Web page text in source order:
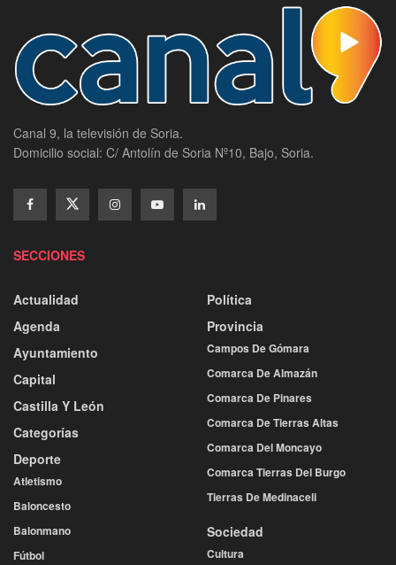
Canal 9, la televisión de Soria.
Domicilio social: C/ Antolín de Soria Nº10, Bajo, Soria.
SECCIONES
Actualidad
Agenda
Ayuntamiento
Capital
Castilla Y León
Categorías
Deporte
Atletismo
Baloncesto
Balonmano
Fútbol
Política
Provincia
Campos De Gómara
Comarca De Almazán
Comarca De Pinares
Comarca De Tierras Altas
Comarca Del Moncayo
Comarca Tierras Del Burgo
Tierras De Medinaceli
Sociedad
Cultura